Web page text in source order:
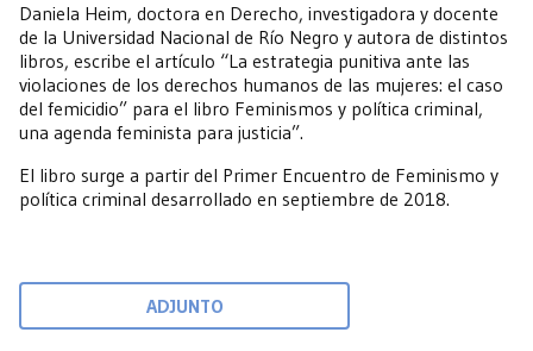
Daniela Heim, doctora en Derecho, investigadora y docente
de la Universidad Nacional de Río Negro y autora de distintos
libros, escribe el artículo “La estrategia punitiva ante las
violaciones de los derechos humanos de las mujeres: el caso
del femicidio” para el libro Feminismos y política criminal,
una agenda feminista para justicia”.
El libro surge a partir del Primer Encuentro de Feminismo y
política criminal desarrollado en septiembre de 2018.
ADJUNTO